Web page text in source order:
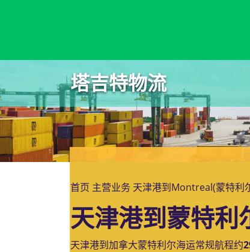
塔吉特物流
首页 主营业务 天津港到Montreal(蒙特利
天津港到蒙特利
天津港到加拿大蒙特利尔海运常规航程约